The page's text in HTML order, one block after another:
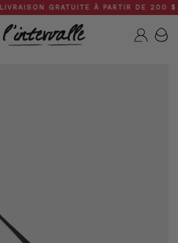
GRATUITE À PARTIR DE 200 $ •